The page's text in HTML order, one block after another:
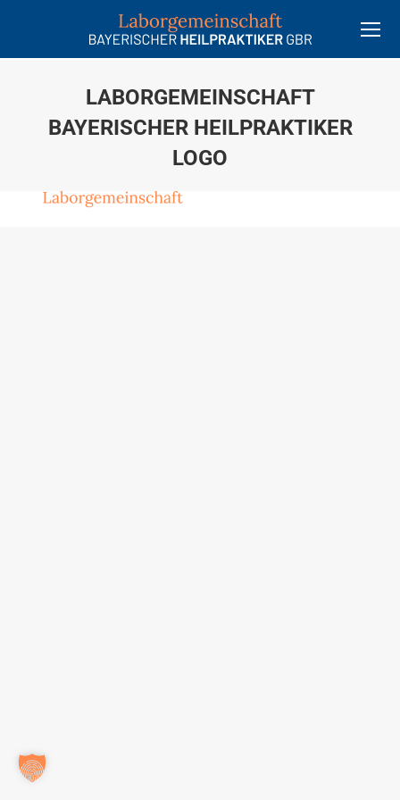
LABORGEMEINSCHAFT
BAYERISCHER HEILPRAKTIKER
LOGO